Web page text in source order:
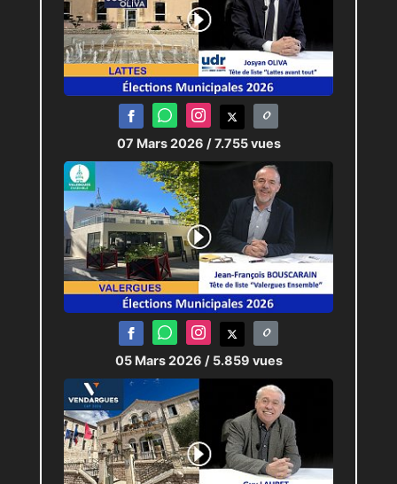
07 Mars 2026 / 7.755 vues
05 Mars 2026 / 5.859 vues